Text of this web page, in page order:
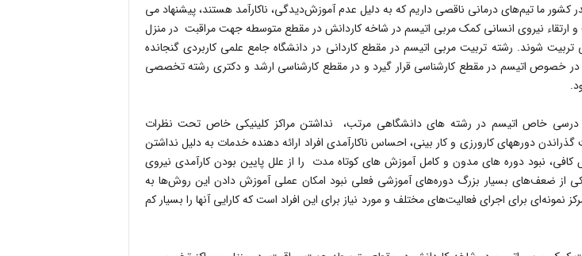
کشور ما تیم‌های درمانی ناقصی داریم که به دلیل عدم آموزش‌دیدگی، ناکارآمد هستند، پیشنهاد می
و ارتقاء نیروی انسانی کمک مربی اتیسم در شاخه کاردانش در مقطع متوسطه جهت مراقبت در منزل
شوند. رشته تربیت مربی اتیسم در مقطع کاردانی در دانشگاه جامع علمی کاربردی گنجانده
خصوص اتیسم در مقطع کارشناسی قرار گیرد و در مقطع کارشناسی ارشد و دکتری رشته تخصصی
درسی خاص اتیسم در رشته های دانشگاهی مرتب، نداشتن مراکز کلینیکی خاص تحت نظرات
دورههای کارورزی و کار بینی، احساس ناکارآمدی افراد ارائه دهنده خدمات به دلیل نداشتن
نبود دوره های مدون و کامل آموزش های کوتاه مدت را از علل پایین بودن کارآمدی نیروی
از ضعف‌های بسیار بزرگ دوره‌های آموزشی فعلی نبود امکان عملی آموزش دادن این روش‌ها به
نمونه‌ای برای اجرای فعالیت‌های مختلف و مورد نیاز برای این افراد است که کارایی آنها را بسیار کم